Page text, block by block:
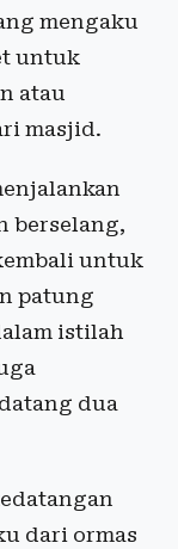
mengaku
untuk
atau
masjid.
berselang,
untuk
patung
istilah
dua
dari ormas